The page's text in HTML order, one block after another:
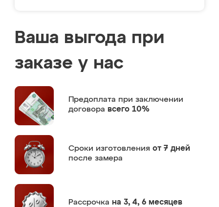
Ваша выгода при
заказе у нас
Предоплата при заключении
договора всего 10%
Сроки изготовления от 7 дней
после замера
Рассрочка на 3, 4, 6 месяцев